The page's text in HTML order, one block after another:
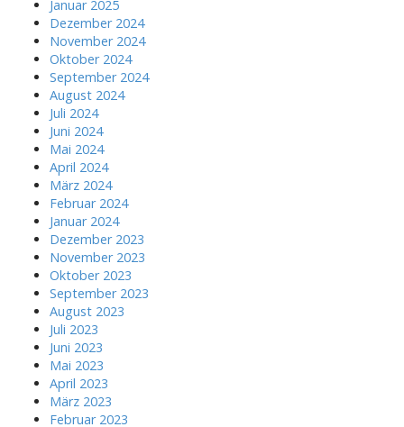
Januar 2025
Dezember 2024
November 2024
Oktober 2024
September 2024
August 2024
Juli 2024
Juni 2024
Mai 2024
April 2024
März 2024
Februar 2024
Januar 2024
Dezember 2023
November 2023
Oktober 2023
September 2023
August 2023
Juli 2023
Juni 2023
Mai 2023
April 2023
März 2023
Februar 2023